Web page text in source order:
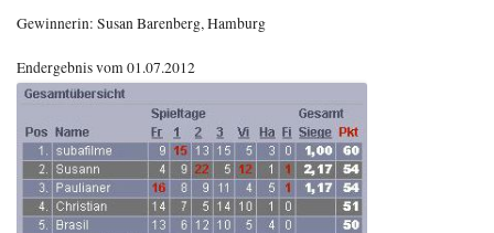
Gewinnerin: Susan Barenberg, Hamburg
Endergebnis vom 01.07.2012